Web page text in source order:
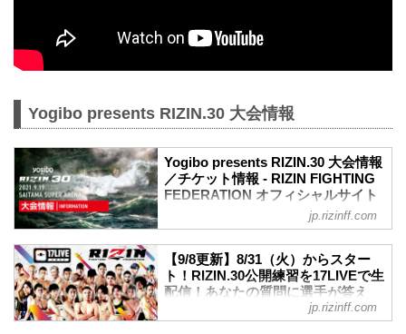
Yogibo presents RIZIN.30 大会情報
Yogibo presents RIZIN.30 大会情報
／チケット情報 - RIZIN FIGHTING
FEDERATION オフィシャルサイト
SUPER ARENA | Trailer
youtu.be
大会概要
Yogibo presents RIZIN.30
jp.rizinff.com
【9/8更新】8/31（火）からスター
ト！RIZIN.30公開練習を17LIVEで生
配信！あなたの質問に選手が答え
る？！ - RIZIN FIGHTING
FEDERATION オフィシャルサイト
jp.rizinff.com